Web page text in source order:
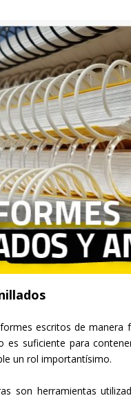
escritos de
es suficiente para
un rol importantísimo.
son herramientas